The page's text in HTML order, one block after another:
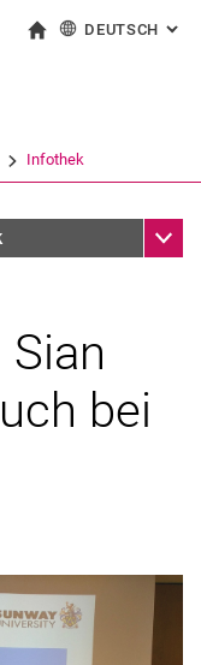
direkt zu: Inhalt
direkt zu: Suche
direkt zu:
Link in einem
DEUTSCH :
Infothek
bei